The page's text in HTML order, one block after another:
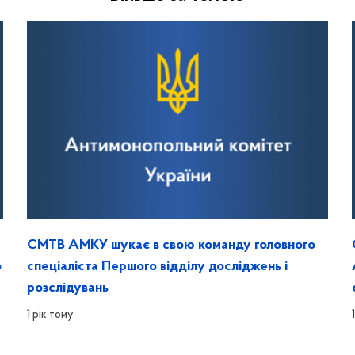
СМТВ АМКУ шукає в свою команду головного
спеціаліста Першого відділу досліджень і
розслідувань
1 рік тому